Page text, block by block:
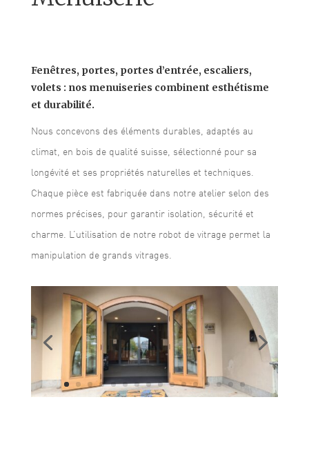
Fenêtres, portes, portes d’entrée, escaliers,
volets : nos menuiseries combinent esthétisme
et durabilité.
Nous concevons des éléments durables, adaptés au
climat, en bois de qualité suisse, sélectionné pour sa
longévité et ses propriétés naturelles et techniques.
Chaque pièce est fabriquée dans notre atelier selon des
normes précises, pour garantir isolation, sécurité et
charme. L’utilisation de notre robot de vitrage permet la
manipulation de grands vitrages.